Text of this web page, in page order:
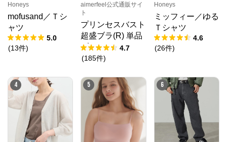
Honeys
mofusand／Ｔシ
ャツ
5.0
(13件)
aimerfeel公式通販サイ
ト
プリンセスバスト
超盛ブラ(R) 単品
ブラジャー4.7
(185件)
Honeys
ミッフィー／ゆる
Ｔシャツ
4.6
(26件)
4 5 6